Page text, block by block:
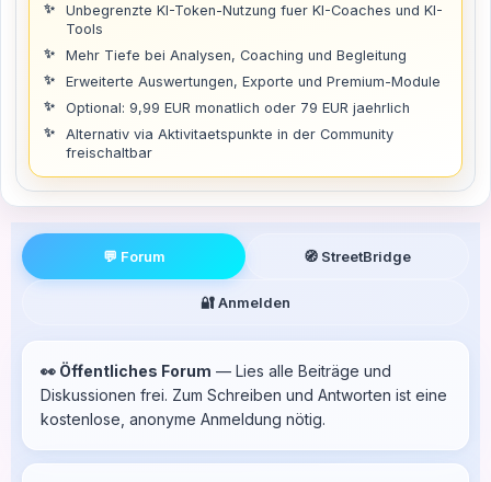
Unbegrenzte KI-Token-Nutzung fuer KI-Coaches und KI-
Tools
Mehr Tiefe bei Analysen, Coaching und Begleitung
Erweiterte Auswertungen, Exporte und Premium-Module
Optional: 9,99 EUR monatlich oder 79 EUR jaehrlich
Alternativ via Aktivitaetspunkte in der Community
freischaltbar
💬 Forum 🧭 StreetBridge
🔐 Anmelden
👀 Öffentliches Forum — Lies alle Beiträge und
Diskussionen frei. Zum Schreiben und Antworten ist eine
kostenlose, anonyme Anmeldung nötig.